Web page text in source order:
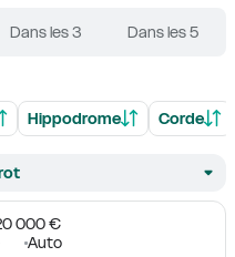
Dans les 3 Dans les 5
Hippodrome Corde
000 €
Auto